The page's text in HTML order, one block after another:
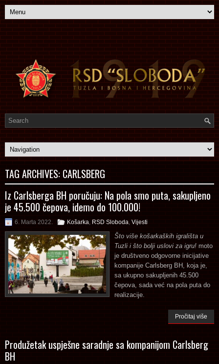
TAG ARCHIVES: CARLSBERG
Iz Carlsberga BH poručuju: Na pola smo puta, sakupljeno
je 45.500 čepova, idemo do 100.000!
6. Marta 2022. Košarka RSD Sloboda Vijesti
Što više košarkaških igrališta u
Tuzli i što bolji uslovi za igru! moto
je društveno odgovorne inicijative
kompanije Carlsberg BH, koja je,
sa ukupno sakupljenih 45.500
čepova, sada već na pola puta do
realizacije.
Pročitaj više
Produžetak uspješne saradnje sa kompanijom Carlsberg
BH